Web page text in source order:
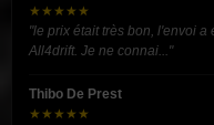
★★★★★
"le prix était très bon, l'envoi a
All4drift. Je ne connai..."
Thibo De Prest
★★★★★